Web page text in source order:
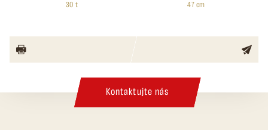
30 t
47 cm
Kontaktujte nás